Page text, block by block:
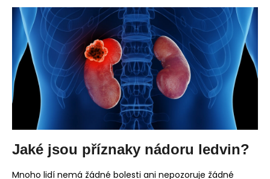
Jaké jsou příznaky nádoru ledvin?
Mnoho lidí nemá žádné bolesti ani nepozoruje žádné